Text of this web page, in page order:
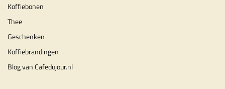
Koffiebonen
Thee
Geschenken
Koffiebrandingen
Blog van Cafedujour.nl